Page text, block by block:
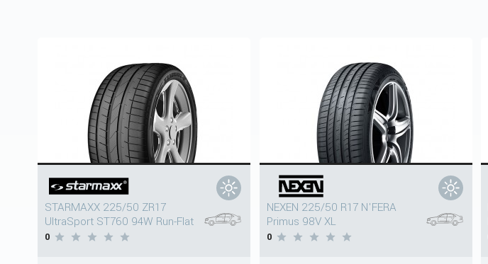
STARMAXX 225/50 ZR17
UltraSport ST760 94W Run-Flat
0
NEXEN 225/50 R17 N'FERA
Primus 98V XL
0